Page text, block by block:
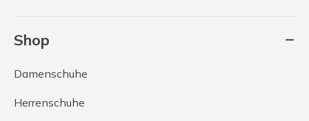
Shop
Damenschuhe
Herrenschuhe